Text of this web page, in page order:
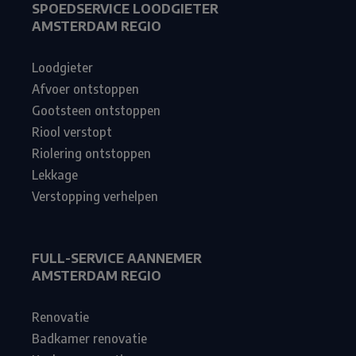
SPOEDSERVICE LOODGIETER
AMSTERDAM REGIO
Loodgieter
Afvoer ontstoppen
Gootsteen ontstoppen
Riool verstopt
Riolering ontstoppen
Lekkage
Verstopping verhelpen
FULL-SERVICE AANNEMER
AMSTERDAM REGIO
Renovatie
Badkamer renovatie